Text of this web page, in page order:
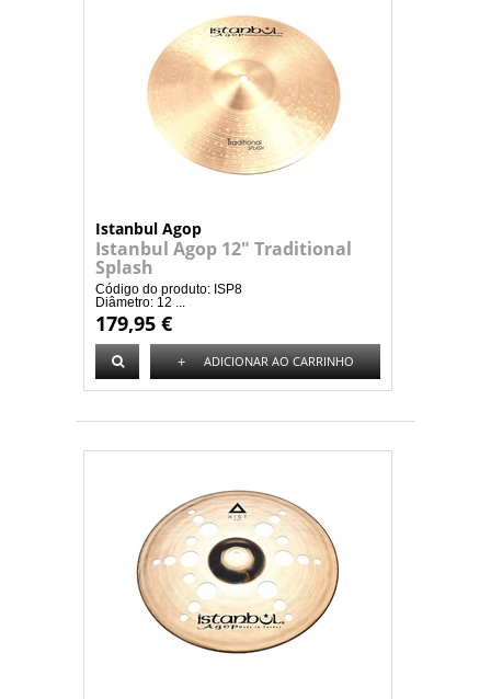
Istanbul Agop
Istanbul Agop 12" Traditional
Splash
Código do produto: ISP8
Diâmetro: 12 ...
179,95 €
+ ADICIONAR AO CARRINHO